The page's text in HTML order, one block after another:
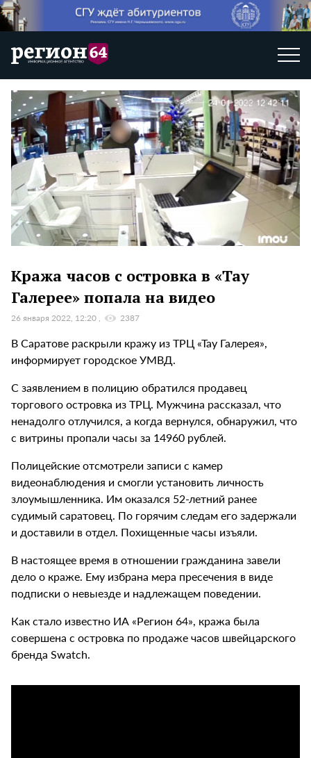
Кража часов с островка в «Тау
Галерее» попала на видео
26 января 2022, 12:20 2387
В Саратове раскрыли кражу из ТРЦ «Тау Галерея»,
информирует городское УМВД.
С заявлением в полицию обратился продавец
торгового островка из ТРЦ. Мужчина рассказал, что
ненадолго отлучился, а когда вернулся, обнаружил, что
с витрины пропали часы за 14960 рублей.
Полицейские отсмотрели записи с камер
видеонаблюдения и смогли установить личность
злоумышленника. Им оказался 52-летний ранее
судимый саратовец. По горячим следам его задержали
и доставили в отдел. Похищенные часы изъяли.
В настоящее время в отношении гражданина завели
дело о краже. Ему избрана мера пресечения в виде
подписки о невыезде и надлежащем поведении.
Как стало известно ИА «Регион 64», кража была
совершена с островка по продаже часов швейцарского
бренда Swatch.